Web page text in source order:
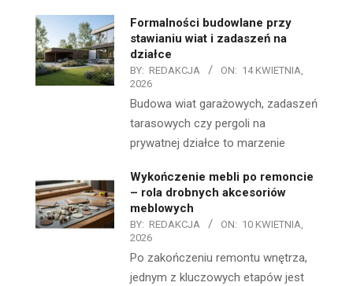
Formalności budowlane przy
stawianiu wiat i zadaszeń na
działce
BY: REDAKCJA ON: 14 KWIETNIA,
2026
Budowa wiat garażowych, zadaszeń
tarasowych czy pergoli na
prywatnej działce to marzenie
Wykończenie mebli po remoncie
– rola drobnych akcesoriów
meblowych
BY: REDAKCJA ON: 10 KWIETNIA,
2026
Po zakończeniu remontu wnętrza,
jednym z kluczowych etapów jest